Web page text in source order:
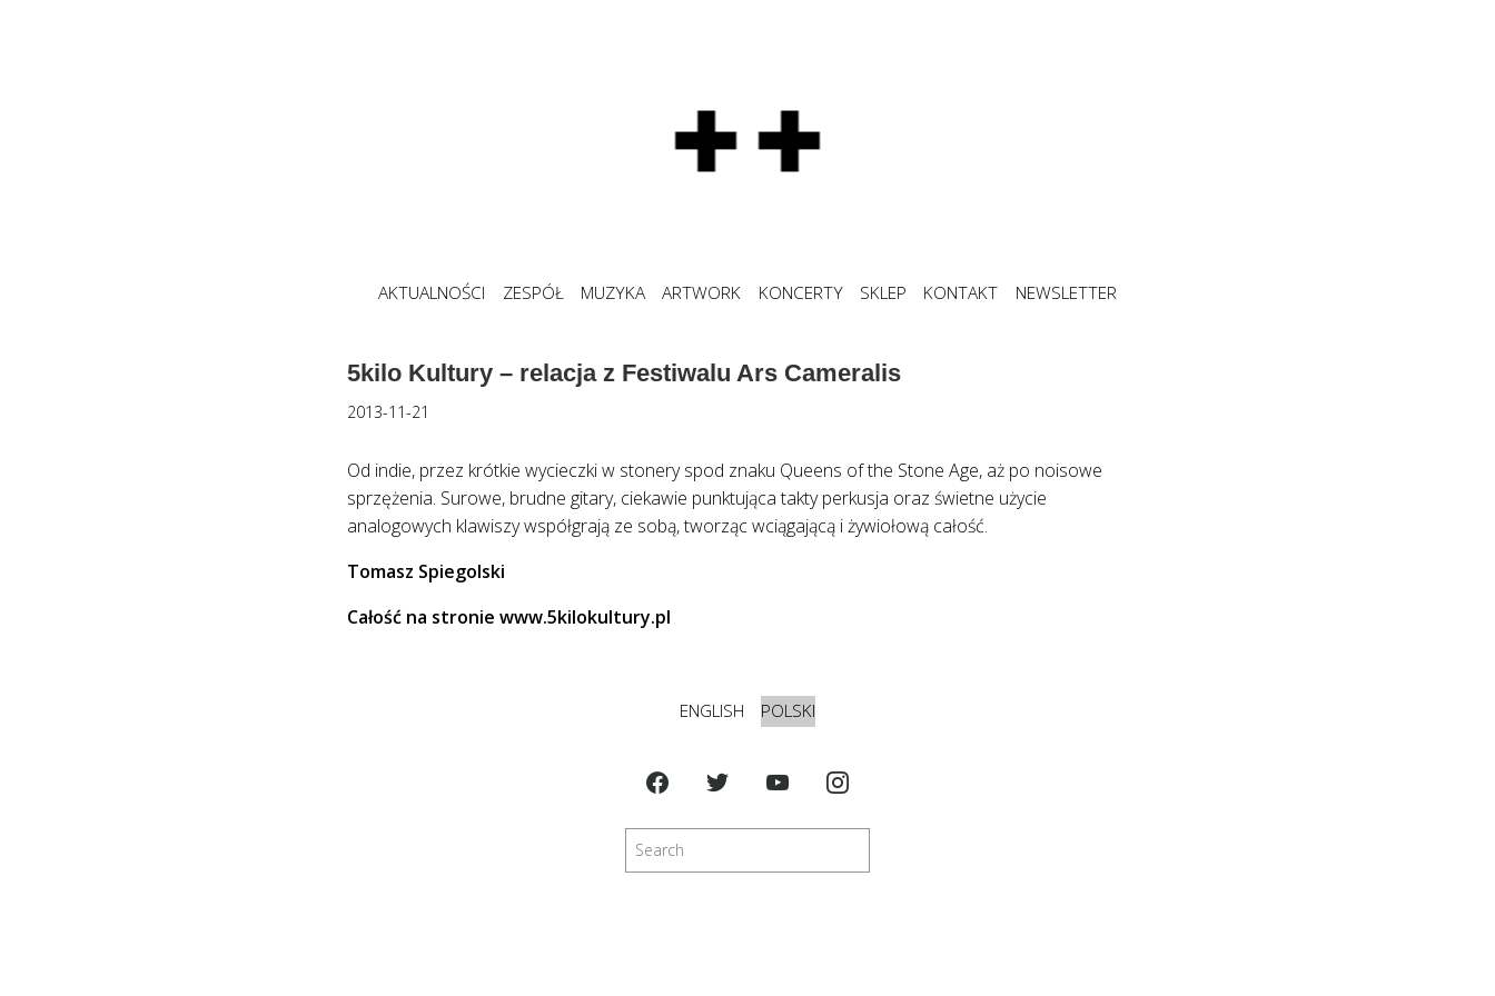
AKTUALNOŚCI ZESPÓŁ MUZYKA ARTWORK KONCERTY SKLEP KONTAKT NEWSLETTER
5kilo Kultury – relacja z Festiwalu Ars Cameralis
2013-11-21
Od indie, przez krótkie wycieczki w stonery spod znaku Queens of the Stone Age, aż po noisowe
sprzężenia. Surowe, brudne gitary, ciekawie punktująca takty perkusja oraz świetne użycie
analogowych klawiszy współgrają ze sobą, tworząc wciągającą i żywiołową całość.
Tomasz Spiegolski
Całość na stronie www.5kilokultury.pl
ENGLISH POLSKI